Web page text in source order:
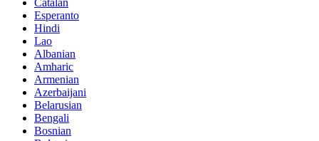
Catalan
Esperanto
Hindi
Lao
Albanian
Amharic
Armenian
Azerbaijani
Belarusian
Bengali
Bosnian